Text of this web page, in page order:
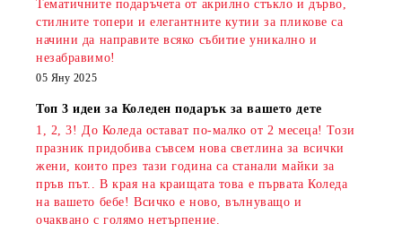
Тематичните подаръчета от акрилно стъкло и дърво,
стилните топери и елегантните кутии за пликове са
начини да направите всяко събитие уникално и
незабравимо!
05 Яну 2025
Топ 3 идеи за Коледен подарък за вашето дете
1, 2, 3! До Коледа остават по-малко от 2 месеца! Този
празник придобива съвсем нова светлина за всички
жени, които през тази година са станали майки за
пръв път.. В края на краищата това е първата Коледа
на вашето бебе! Всичко е ново, вълнуващо и
очаквано с голямо нетърпение.